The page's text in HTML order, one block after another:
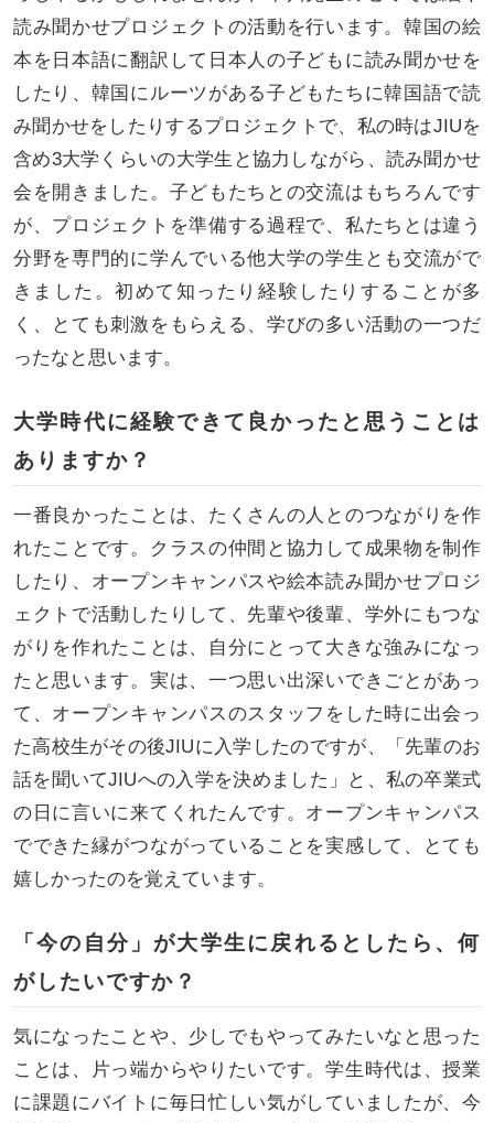
読み聞かせプロジェクトの活動を行います。韓国の絵
本を日本語に翻訳して日本人の子どもに読み聞かせを
したり、韓国にルーツがある子どもたちに韓国語で読
み聞かせをしたりするプロジェクトで、私の時はJIUを
含め3大学くらいの大学生と協力しながら、読み聞かせ
会を開きました。子どもたちとの交流はもちろんです
が、プロジェクトを準備する過程で、私たちとは違う
分野を専門的に学んでいる他大学の学生とも交流がで
きました。初めて知ったり経験したりすることが多
く、とても刺激をもらえる、学びの多い活動の一つだ
ったなと思います。
大学時代に経験できて良かったと思うことは
ありますか？
一番良かったことは、たくさんの人とのつながりを作
れたことです。クラスの仲間と協力して成果物を制作
したり、オープンキャンパスや絵本読み聞かせプロジ
ェクトで活動したりして、先輩や後輩、学外にもつな
がりを作れたことは、自分にとって大きな強みになっ
たと思います。実は、一つ思い出深いできごとがあっ
て、オープンキャンパスのスタッフをした時に出会っ
た高校生がその後JIUに入学したのですが、「先輩のお
話を聞いてJIUへの入学を決めました」と、私の卒業式
の日に言いに来てくれたんです。オープンキャンパス
でできた縁がつながっていることを実感して、とても
嬉しかったのを覚えています。
「今の自分」が大学生に戻れるとしたら、何
がしたいですか？
気になったことや、少しでもやってみたいなと思った
ことは、片っ端からやりたいです。学生時代は、授業
に課題にバイトに毎日忙しい気がしていましたが、今